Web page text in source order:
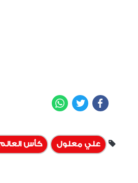
Facebook
Twitter
علي معلول كأس العالم